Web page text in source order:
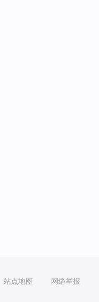
站点地图 网络举报